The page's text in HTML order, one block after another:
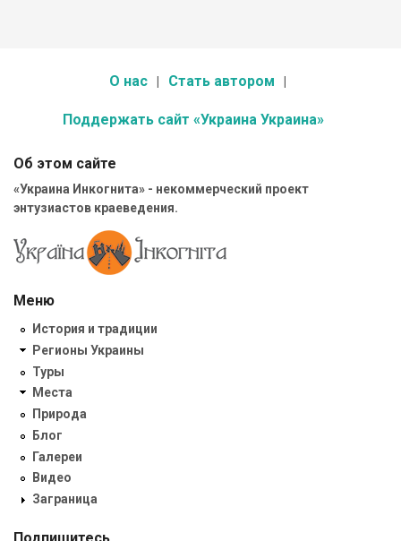
О нас Стать автором
Поддержать сайт «Украина Украина»
Об этом сайте
«Украина Инкогнита» - некоммерческий проект
энтузиастов краеведения.
Меню
История и традиции
Регионы Украины
Туры
Места
Природа
Блог
Галереи
Видео
Заграница